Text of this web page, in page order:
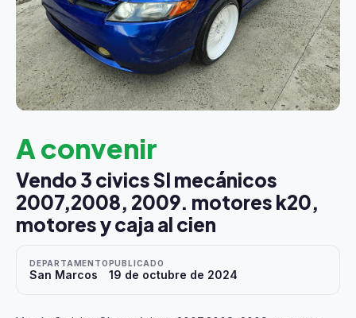
A convenir
Vendo 3 civics SI mecánicos
2007,2008, 2009. motores k20,
motores y caja al cien
DEPARTAMENTO
San Marcos
PUBLICADO
19 de octubre de 2024